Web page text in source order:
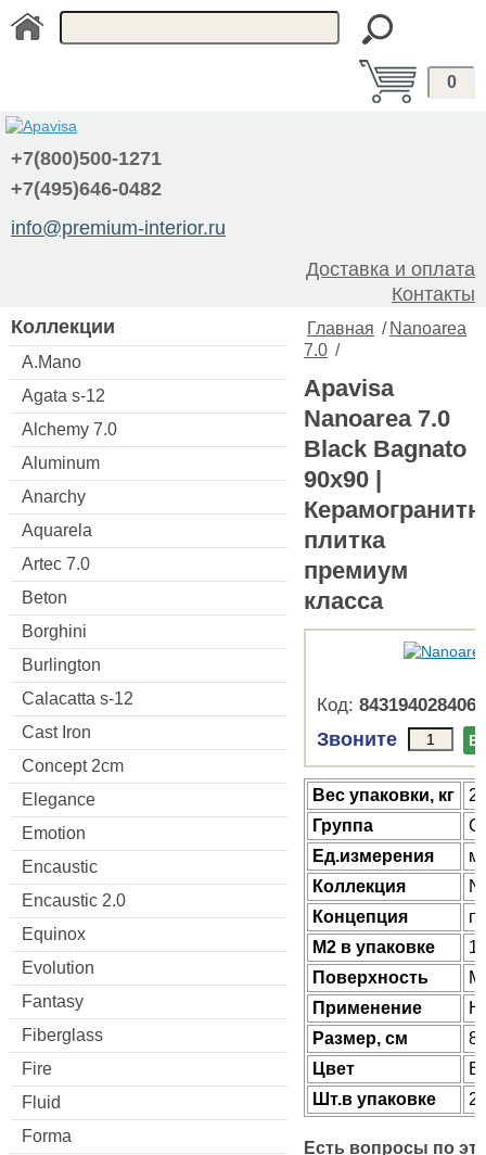
0
+7(800)500-1271
+7(495)646-0482
info@premium-interior.ru
Доставка и оплата
Контакты
Коллекции
A.Mano
Agata s-12
Alchemy 7.0
Aluminum
Anarchy
Aquarela
Artec 7.0
Beton
Borghini
Burlington
Calacatta s-12
Cast Iron
Concept 2cm
Elegance
Emotion
Encaustic
Encaustic 2.0
Equinox
Evolution
Fantasy
Fiberglass
Fire
Fluid
Forma
Главная / Nanoarea
7.0 /
Apavisa
Nanoarea 7.0
Black Bagnato
90x90 |
плитка
премиум
класса
Код: 8431940284069
Звоните В
Веc упаковки, кг
Группа
Ед.измерения
Коллекция
Концепция
М2 в упаковке
Поверхность
Применение
Размер, см
Цвет
Шт.в упаковке
2
Есть вопросы по